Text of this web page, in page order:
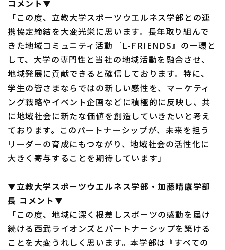
コメント▼
「この度、立教大学スポーツウエルネス学部との連
携協定締結を大変光栄に思います。長年取り組んで
きた地域コミュニティ活動『L-FRIENDS』の一環と
して、大学の専門性と当社の地域活動を融合させ、
地域発展に貢献できると確信しております。特に、
学生の皆さまならではの新しい感性を、マーケティ
ング戦略やイベント企画などに積極的に反映し、共
に地域社会に新たな価値を創造していきたいと考え
ております。このパートナーシップが、未来を担う
リーダーの育成にもつながり、地域社会の活性化に
大きく寄与することを期待しています」
▼立教大学スポーツウエルネス学部・加藤晴康学部
長 コメント▼
「この度、地域に深く根差しスポーツの感動を届け
続ける西武ライオンズとパートナーシップを築ける
ことを大変うれしく思います。本学部は『すべての